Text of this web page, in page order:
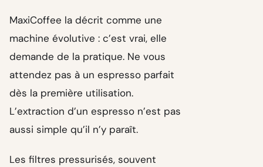
MaxiCoffee la décrit comme une
machine évolutive : c’est vrai, elle
demande de la pratique. Ne vous
attendez pas à un espresso parfait
dès la première utilisation.
L’extraction d’un espresso n’est pas
aussi simple qu’il n’y paraît.
Les filtres pressurisés, souvent